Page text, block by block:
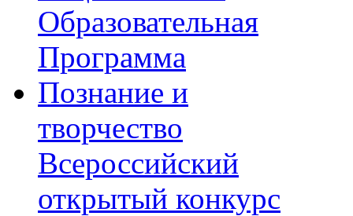
Образовательная
Программа
Познание и
творчество
Всероссийский
открытый конкурс